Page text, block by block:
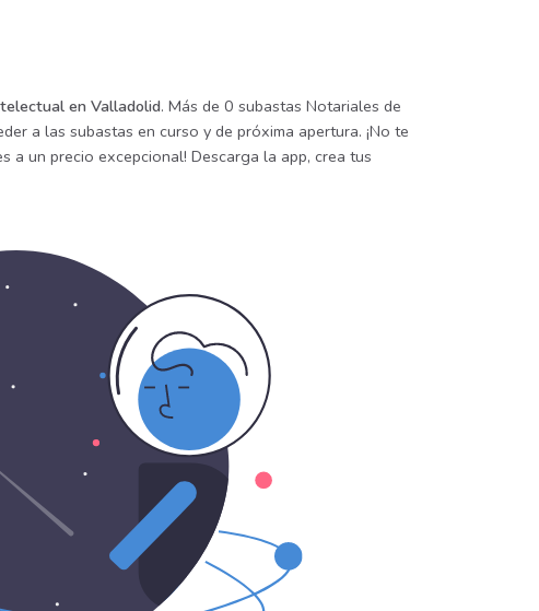
en Valladolid. Más de 0 subastas Notariales de
a las subastas en curso y de próxima apertura. ¡No te
un precio excepcional! Descarga la app, crea tus